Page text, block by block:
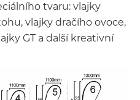
tvaru: vlajky
vlajky dračího ovoce,
GT a další kreativní